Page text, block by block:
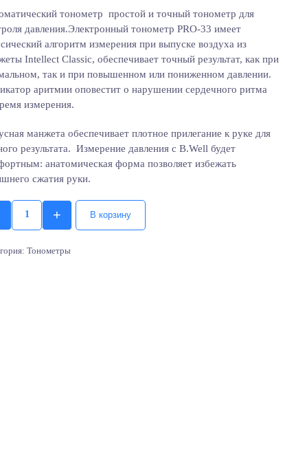
тонометр простой и точный тонометр для
давления.Электронный тонометр PRO-33 имеет
алгоритм измерения при выпуске воздуха из
Intellect Classic, обеспечивает точный результат, как при
так и при повышенном или пониженном давлении.
аритмии оповестит о нарушении сердечного ритма
измерения.
манжета обеспечивает плотное прилегание к руке для
результата. Измерение давления с B.Well будет
анатомическая форма позволяет избежать
сжатия руки.
Quantity+ В корзину
Тонометры